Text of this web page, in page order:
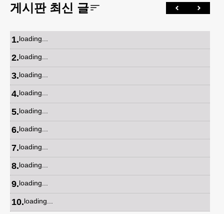
게시판 최신 글
1.loading...
2.loading...
3.loading...
4.loading...
5.loading...
6.loading...
7.loading...
8.loading...
9.loading...
10.loading...